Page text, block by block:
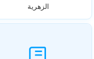
الزهرية